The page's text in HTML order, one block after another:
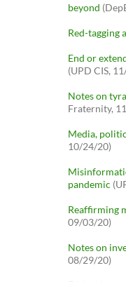
beyond
Red-tagging
End or
(UPD CIS,
Notes on
Fraternity,
Media,
10/24/20)
pandemic
Reaffirming
09/03/20)
Notes on
08/29/20)